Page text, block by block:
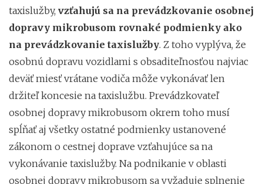
taxislužby, vzťahujú sa na prevádzkovanie osobnej
dopravy mikrobusom rovnaké podmienky ako
na prevádzkovanie taxislužby. Z toho vyplýva, že
osobnú dopravu vozidlami s obsaditeľnosťou najviac
deväť miesť vrátane vodiča môže vykonávať len
držiteľ koncesie na taxislužbu. Prevádzkovateľ
osobnej dopravy mikrobusom okrem toho musí
spĺňať aj všetky ostatné podmienky ustanovené
zákonom o cestnej doprave vzťahujúce sa na
vykonávanie taxislužby. Na podnikanie v oblasti
osobnej dopravy mikrobusom sa vyžaduje splnenie